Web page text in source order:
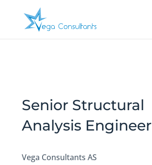
Senior Structural
Analysis Engineer
Vega Consultants AS